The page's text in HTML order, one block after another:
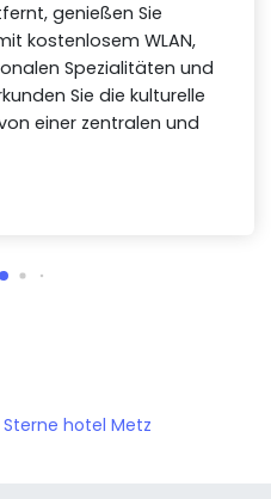
genießen Sie
kostenlosem WLAN,
Spezialitäten und
Sie die kulturelle
einer zentralen und
hotel Metz